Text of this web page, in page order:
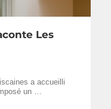
Les
a accueilli
un …